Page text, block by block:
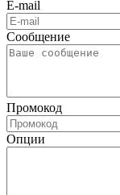
E-mail
Сообщение
Промокод
Опции